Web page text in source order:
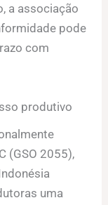
a associação
pode
com
produtivo
(GSO 2055),
uma